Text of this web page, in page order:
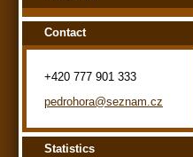
Contact
+420 777 901 333
pedrohora@seznam.cz
Statistics